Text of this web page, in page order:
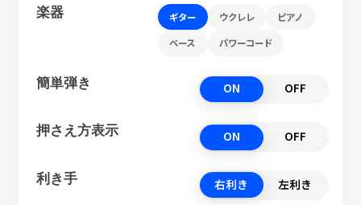
楽器 ギター ウクレレ ピアノ
ベース パワーコード
簡単弾き ON OFF
押さえ方表示 ON OFF
利き手 右利き 左利き